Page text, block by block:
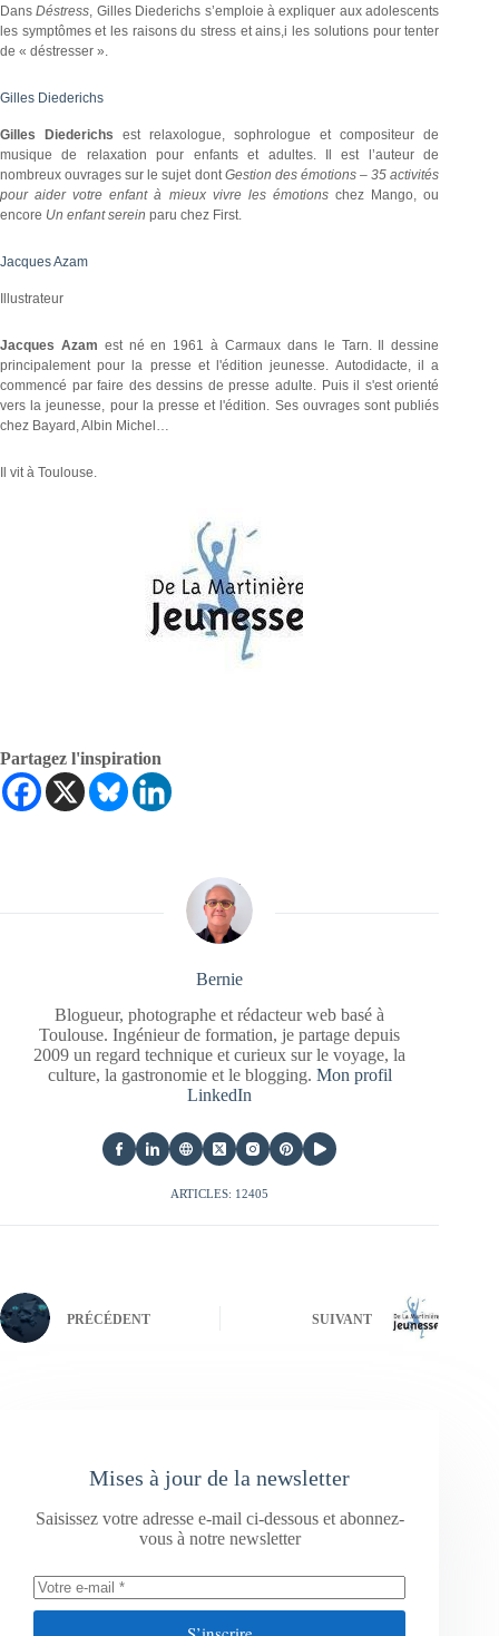
DansDéstress, Gilles Diederichs s’emploie à expliquer aux adolescents
les symptômes et les raisons du stress et ains,i les solutions pour tenter
de « déstresser ».
Gilles Diederichs
Gilles Diederichsest relaxologue, sophrologue et compositeur de
musique de relaxation pour enfants et adultes. Il est l’auteur de
nombreux ouvrages sur le sujet dont Gestion des émotions – 35 activités
pour aider votre enfant à mieux vivre les émotionschez Mango, ou
encore Un enfant serein paru chez First.
Jacques Azam
Illustrateur
Jacques Azam est né en 1961 à Carmaux dans le Tarn. Il dessine
principalement pour la presse et l'édition jeunesse. Autodidacte, il a
commencé par faire des dessins de presse adulte. Puis il s'est orienté
vers la jeunesse, pour la presse et l'édition. Ses ouvrages sont publiés
chez Bayard, Albin Michel…
Il vit à Toulouse.
Partagez l'inspiration
Bernie
Blogueur, photographe et rédacteur web basé à
Toulouse. Ingénieur de formation, je partage depuis
2009 un regard technique et curieux sur le voyage, la
culture, la gastronomie et le blogging. Mon profil
LinkedIn
ARTICLES: 12405
PRÉCÉDENT SUIVANT
Mises à jour de la newsletter
Saisissez votre adresse e-mail ci-dessous et abonnez-
vous à notre newsletter